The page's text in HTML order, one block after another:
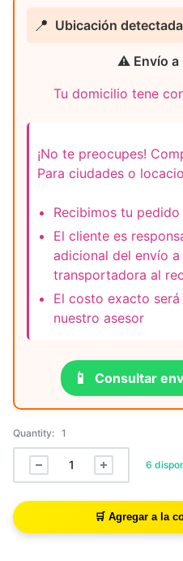
📍 Ubicación
⚠️ Envío a
Tu domicilio tene
¡No te preocupes!
Para ciudades o
Recibimos tu
El cliente es
adicional del envío a
transportadora al
El costo exacto
nuestro asesor
📱 Consultar
Quantity: 1
6